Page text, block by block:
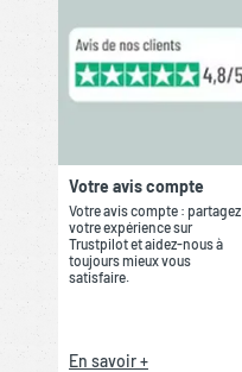
Votre avis compte
Votre avis compte : partagez
votre expérience sur
Trustpilot et aidez-nous à
toujours mieux vous
satisfaire.
En savoir +